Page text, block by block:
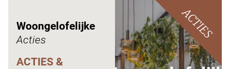
Woongelofelijke
Acties
ACTIES &
ACTIES